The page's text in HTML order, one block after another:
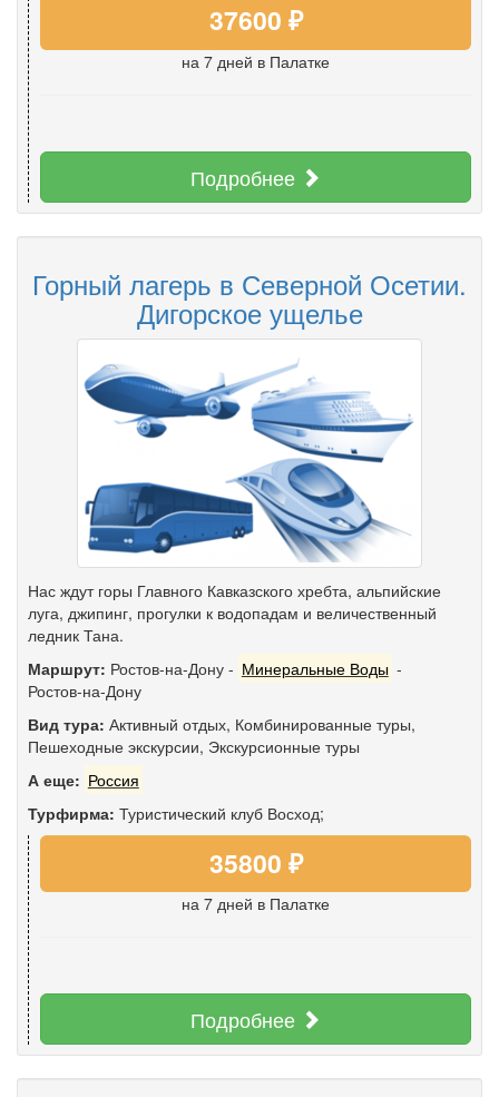
37600 ₽
на 7 дней в Палатке
Подробнее
Горный лагерь в Северной Осетии.
Дигорское ущелье
Нас ждут горы Главного Кавказского хребта, альпийские
луга, джипинг, прогулки к водопадам и величественный
ледник Тана.
Маршрут: Ростов-на-Дону - Минеральные Воды -
Ростов-на-Дону
Вид тура: Активный отдых, Комбинированные туры,
Пешеходные экскурсии, Экскурсионные туры
А еще: Россия
Турфирма: Туристический клуб Восход;
35800 ₽
на 7 дней в Палатке
Подробнее